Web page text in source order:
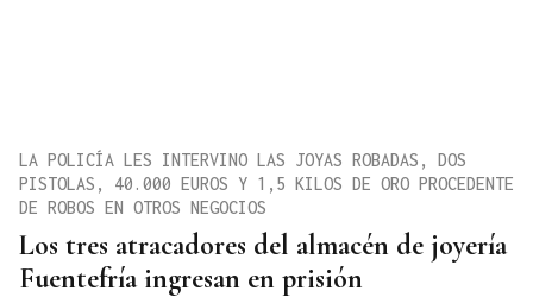
Los tres atracadores del almacén de joyería
Fuentefría ingresan en prisión
LA POLICÍA LES INTERVINO LAS JOYAS ROBADAS, DOS
PISTOLAS, 40.000 EUROS Y 1,5 KILOS DE ORO PROCEDENTE
DE ROBOS EN OTROS NEGOCIOS